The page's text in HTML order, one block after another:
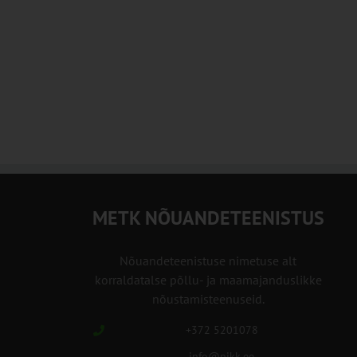
METK NÕUANDETEENISTUS
Nõuandeteenistuse nimetuse alt
korraldatalse põllu- ja maamajanduslikke
nõustamisteenuseid.
+372 5201078